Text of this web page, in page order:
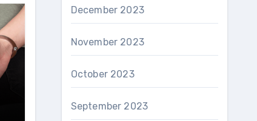
December 2023
November 2023
October 2023
September 2023